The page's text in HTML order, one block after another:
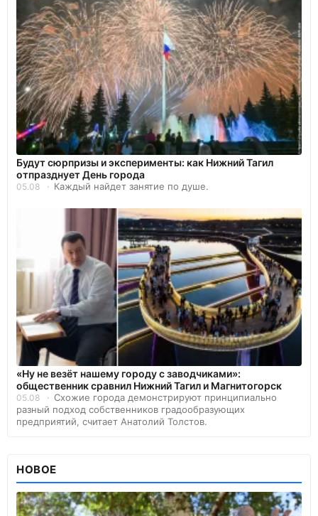
Будут сюрпризы и эксперименты: как Нижний Тагил
отпразднует День города
05.08 Каждый найдет занятие по душе.
«Ну не везёт нашему городу с заводчиками»:
общественник сравнил Нижний Тагил и Магнитогорск
05.08
Схожие города демонстрируют принципиально
разный подход собственников градообразующих
предприятий, считает Анатолий Толстов.
НОВОЕ